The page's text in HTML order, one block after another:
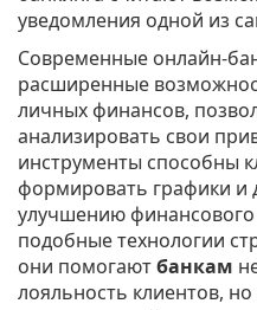
уведомления одной из
Современные онлайн-
расширенные
личных финансов,
анализировать свои
инструменты способны
формировать графики и
улучшению
подобные технологии
они помогаютбанкам
лояльность клиентов,